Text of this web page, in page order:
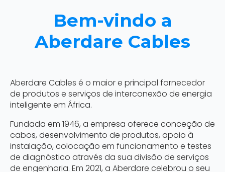
Bem-vindo a
Aberdare Cables
Aberdare Cables é o maior e principal fornecedor
de produtos e serviços de interconexão de energia
inteligente em África.
Fundada em 1946, a empresa oferece conceção de
cabos, desenvolvimento de produtos, apoio à
instalação, colocação em funcionamento e testes
de diagnóstico através da sua divisão de serviços
de engenharia. Em 2021, a Aberdare celebrou o seu